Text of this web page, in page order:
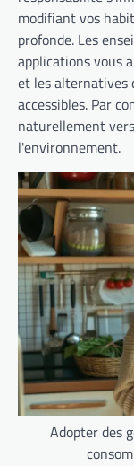
modifiant vos
profonde. Les
applications vous
et les alternatives
accessibles. Par
naturellement
l'environnement.
Adopter des